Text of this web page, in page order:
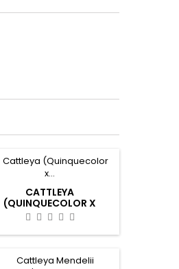
CATTLEYA
(QUINQUECOLOR X
SCHILLERIANA) X
PECKHAVIENSIS)